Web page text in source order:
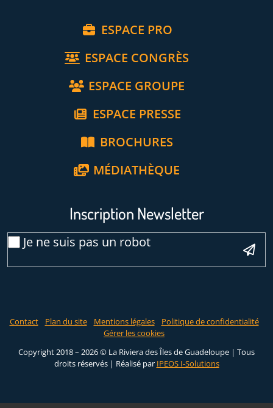
ESPACE PRO
ESPACE CONGRÈS
ESPACE GROUPE
ESPACE PRESSE
BROCHURES
MÉDIATHÈQUE
Inscription Newsletter
Je ne suis pas un robotVeuillez laisser ce
Contact Plan du site Mentions légales
Politique de confidentialité
Gérer les cookies
Copyright 2018 – 2026 © La Riviera des Îles de Guadeloupe | Tous
droits réservés | Réalisé par IPEOS I-Solutions